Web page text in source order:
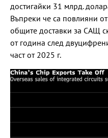
достигайки 31 млрд.
Въпреки че са повлияни
общите доставки за САЩ
от година след
част от 2025 г.